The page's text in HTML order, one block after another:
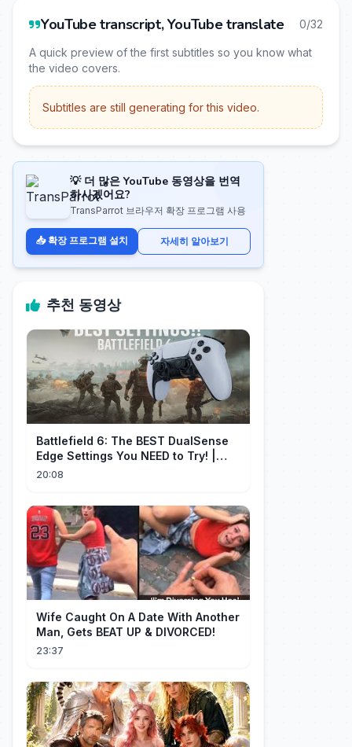
YouTube transcript, YouTube translate 0/32
A quick preview of the first subtitles so you know what
the video covers.
Subtitles are still generating for this video.
💡 더 많은 YouTube 동영상을 번역
하시겠어요?
TransParrot 브라우저 확장 프로그램 사용
📥 확장 프로그램 설치 자세히 알아보기
추천 동영상
Battlefield 6: The BEST DualSense
Edge Settings You NEED to Try! |
1440p
20:08
Wife Caught On A Date With Another
Man, Gets BEAT UP & DIVORCED!
23:37